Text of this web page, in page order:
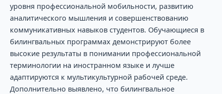
уровня профессиональной мобильности, развитию
аналитического мышления и совершенствованию
коммуникативных навыков студентов. Обучающиеся в
билингвальных программах демонстрируют более
высокие результаты в понимании профессиональной
терминологии на иностранном языке и лучше
адаптируются к мультикультурной рабочей среде.
Дополнительно выявлено, что билингвальное